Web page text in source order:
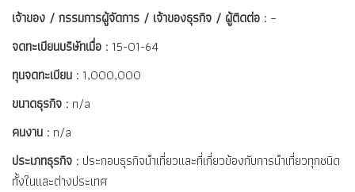
เจ้าของ / กรรมการผู้จัดการ / เจ้าของธุรกิจ / ผู้ติดต่อ : –
จดทะเบียนบริษัทเมื่อ : 15-01-64
ทุนจดทะเบียน : 1,000,000
ขนาดธุรกิจ : n/a
คนงาน : n/a
ประเภทธุรกิจ : ประกอบธุรกิจนำเที่ยวและที่เกี่ยวข้องกับการนำเที่ยวทุกชนิด
ทั้งในและต่างประเทศ